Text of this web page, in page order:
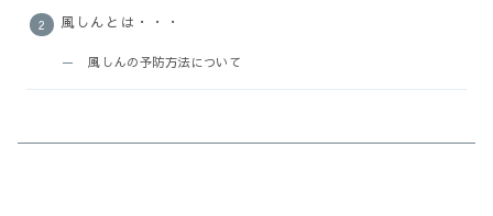
風しんとは・・・
風しんの予防方法について